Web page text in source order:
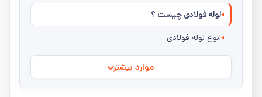
لوله فولادی چیست ؟
انواع لوله فولادی
موارد بیشتر